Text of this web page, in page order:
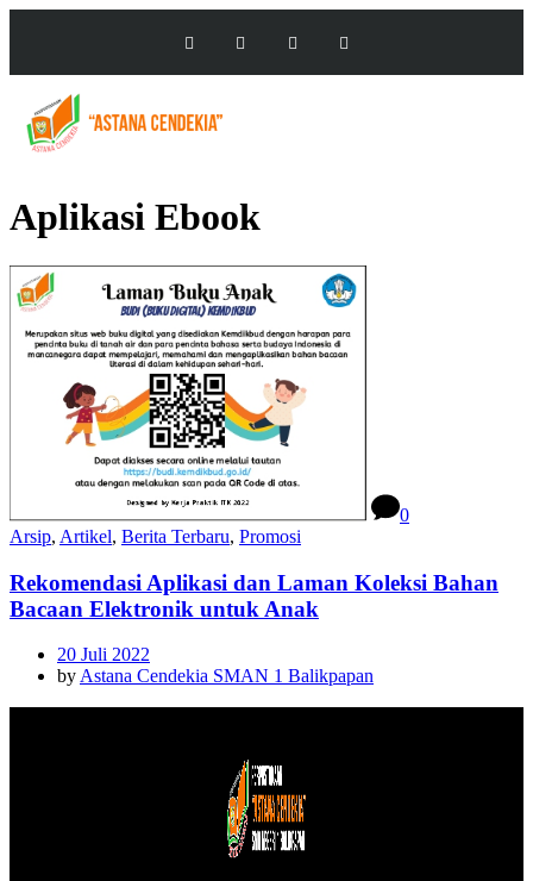
Aplikasi Ebook
0
Arsip, Artikel, Berita Terbaru, Promosi
Rekomendasi Aplikasi dan Laman Koleksi Bahan
Bacaan Elektronik untuk Anak
20 Juli 2022
by Astana Cendekia SMAN 1 Balikpapan